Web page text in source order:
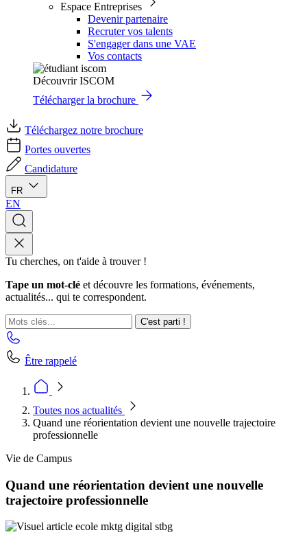
Espace Entreprises
Devenir partenaire
Recruter vos talents
S'engager dans une VAE
Vos contacts
Découvrir ISCOM
Télécharger la brochure
Téléchargez notre brochure
Portes ouvertes
Candidature
FR
EN
Tu cherches, on t'aide à trouver !
Tape un mot-clé et découvre les formations, événements,
actualités... qui te correspondent.
C'est parti !
Être rappelé
Toutes nos actualités
Quand une réorientation devient une nouvelle trajectoire
professionnelle
Vie de Campus
Quand une réorientation devient une nouvelle
trajectoire professionnelle